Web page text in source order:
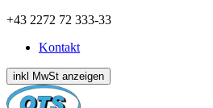
Zum
springen
+43 2272 72 333-33
Kontakt